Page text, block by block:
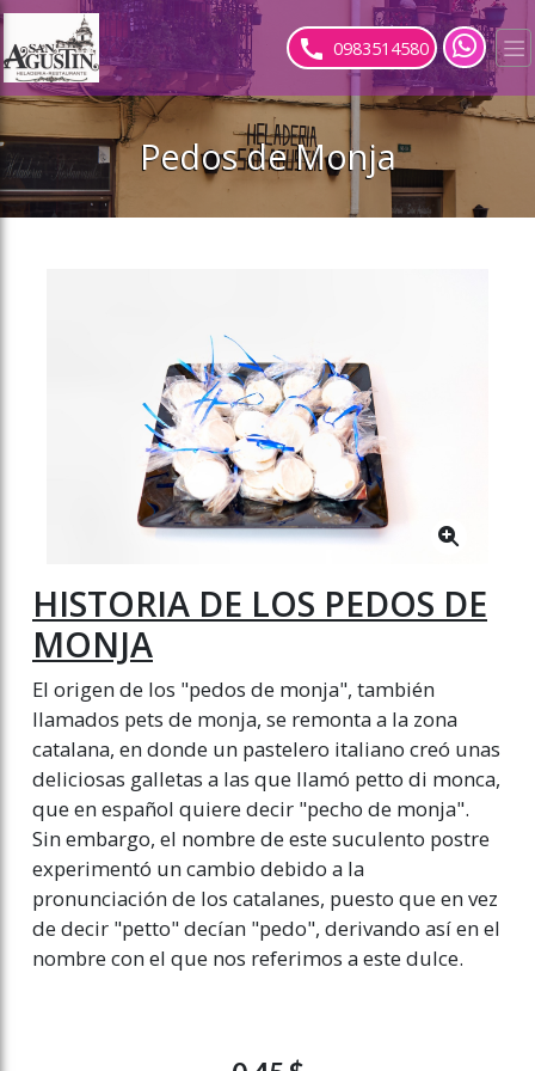
slideout menu. 0983514580
Pedos de Monja
HISTORIA DE LOS PEDOS DE
MONJA
El origen de los "pedos de monja", también
llamados pets de monja, se remonta a la zona
catalana, en donde un pastelero italiano creó unas
deliciosas galletas a las que llamó petto di monca,
que en español quiere decir "pecho de monja".
Sin embargo, el nombre de este suculento postre
experimentó un cambio debido a la
pronunciación de los catalanes, puesto que en vez
de decir "petto" decían "pedo", derivando así en el
nombre con el que nos referimos a este dulce.